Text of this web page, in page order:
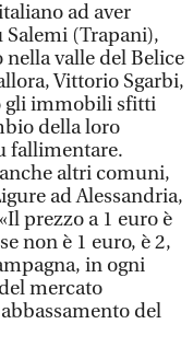
ad aver
(Trapani),
valle del Belice
Vittorio Sgarbi,
gli immobili sfitti
della loro
fallimentare.
altri comuni,
ad Alessandria,
prezzo a 1 euro è
non è 1 euro, è 2,
in ogni
mercato
del